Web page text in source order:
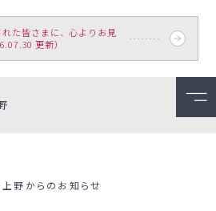
た皆さまに、心よりお見
更新）
上野からのお知らせ